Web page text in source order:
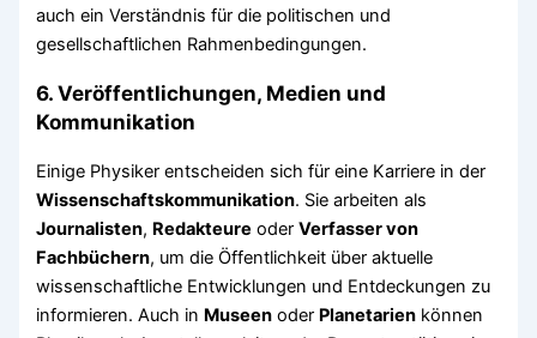
auch ein Verständnis für die politischen und
gesellschaftlichen Rahmenbedingungen.
6.Veröffentlichungen, Medien und
Kommunikation
Einige Physiker entscheiden sich für eine Karriere in der
Wissenschaftskommunikation. Sie arbeiten als
Journalisten, Redakteure oderVerfasser von
Fachbüchern, um die Öffentlichkeit über aktuelle
wissenschaftliche Entwicklungen und Entdeckungen zu
informieren. Auch in Museen oder Planetarien können